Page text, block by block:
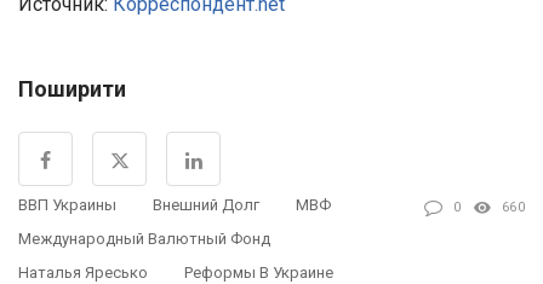
Поширити
ВВП Украины Внешний Долг
МВФ
Международный Валютный Фонд
Наталья Яресько
Реформы В Украине
0 660